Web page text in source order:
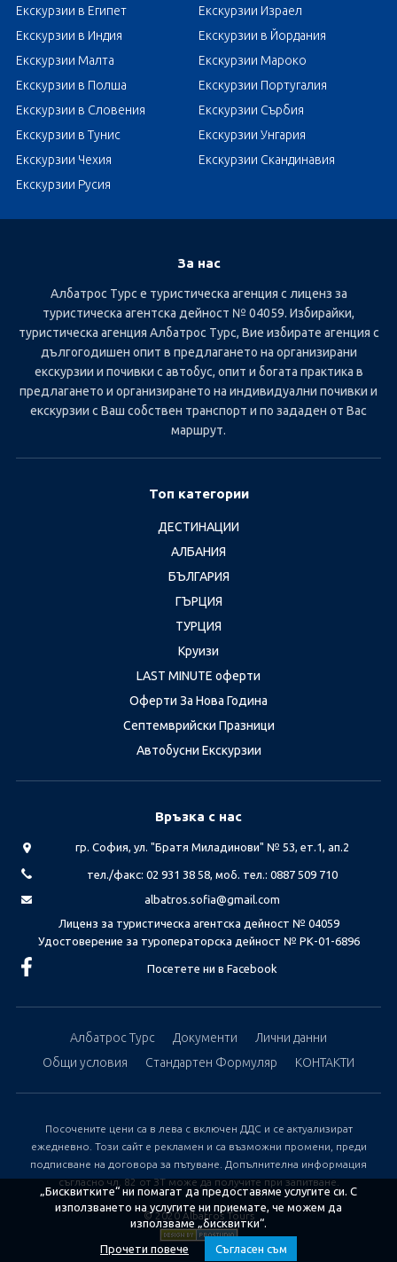
Екскурзии в Египет
Екскурзии Израел
Екскурзии в Индия
Екскурзии в Йордания
Екскурзии Малта
Екскурзии Мароко
Екскурзии в Полша
Екскурзии Португалия
Екскурзии в Словения
Екскурзии Сърбия
Екскурзии в Тунис
Екскурзии Унгария
Екскурзии Чехия
Екскурзии Скандинавия
Екскурзии Русия
За нас
Албатрос Турс е туристическа агенция с лиценз за
туристическа агентска дейност № 04059. Избирайки,
туристическа агенция Албатрос Турс, Вие избирате агенция с
дългогодишен опит в предлагането на организирани
екскурзии и почивки с автобус, опит и богата практика в
предлагането и организирането на индивидуални почивки и
екскурзии с Ваш собствен транспорт и по зададен от Вас
маршрут.
Топ категории
ДЕСТИНАЦИИ
АЛБАНИЯ
БЪЛГАРИЯ
ГЪРЦИЯ
ТУРЦИЯ
Круизи
LAST MINUTE оферти
Оферти За Нова Година
Септемврийски Празници
Автобусни Екскурзии
Връзка с нас
гр. София, ул. "Братя Миладинови" № 53, ет.1, ап.2
тел./факс: 02 931 38 58, моб. тел.: 0887 509 710
albatros.sofia@gmail.com
Лиценз за туристическа агентска дейност № 04059
Удостоверение за туроператорска дейност № РК-01-6896
Посетете ни в Facebook
Албатрос Турс Документи
Лични данни
Общи условия
Стандартен Формуляр КОНТАКТИ
Посочените цени са в лева с включен ДДС и се актуализират
ежедневно. Този сайт е рекламен и са възможни промени, преди
подписване на договора за пътуване. Допълнителна информация
съгласно чл. 82 от ЗТ може да получите при запитване.
© 2020 Albatros Tours
„Бисквитките“ ни помагат да предоставяме услугите си. С
използването на услугите ни приемате, че можем да
използваме „бисквитки“.
Прочети повече Съгласен съм